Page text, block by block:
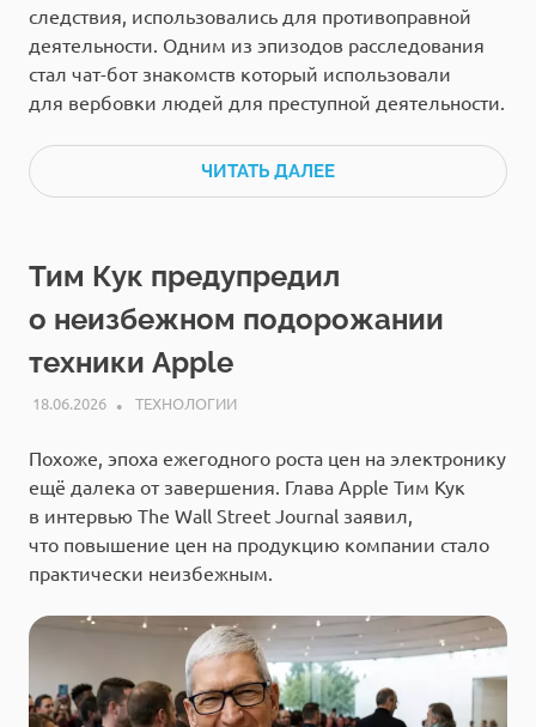
следствия, использовались для противоправной
деятельности. Одним из эпизодов расследования
стал чат-бот знакомств который использовали
для вербовки людей для преступной деятельности.
ЧИТАТЬ ДАЛЕЕ
Тим Кук предупредил
о неизбежном подорожании
техники Apple
18.06.2026 РЕДАКЦИЯ
ТЕХНОЛОГИИ
Похоже, эпоха ежегодного роста цен на электронику
ещё далека от завершения. Глава Apple Тим Кук
в интервью The Wall Street Journal заявил,
что повышение цен на продукцию компании стало
практически неизбежным.